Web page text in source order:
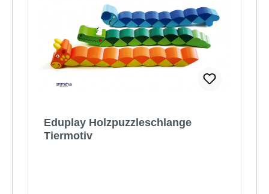
Eduplay Holzpuzzleschlange
Tiermotiv